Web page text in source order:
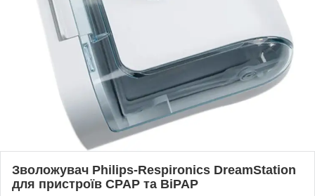
Зволожувач Philips-Respironics DreamStation
для пристроїв CPAP та BiPAP